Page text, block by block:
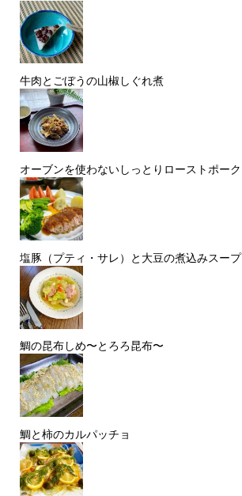
牛肉とごぼうの山椒しぐれ煮
オーブンを使わないしっとりローストポーク
塩豚（プティ・サレ）と大豆の煮込みスープ
鯛の昆布しめ〜とろろ昆布〜
鯛と柿のカルパッチョ